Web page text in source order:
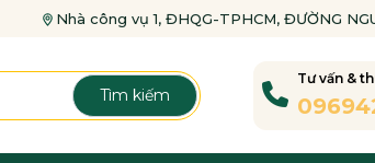
Nhà công vụ 1, ĐHQG-TPHCM, ĐƯỜNG
Tìm kiếm
Tư vấn &